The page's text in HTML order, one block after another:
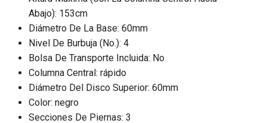
Abajo): 153cm
Diámetro De La Base: 60mm
Nivel De Burbuja (No.): 4
Bolsa De Transporte Incluida: No
Columna Central: rápido
Diámetro Del Disco Superior: 60mm
Color: negro
Secciones De Piernas: 3